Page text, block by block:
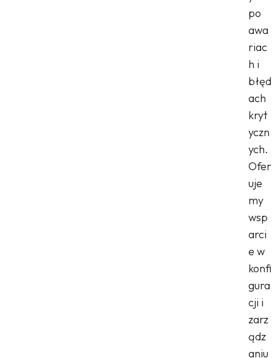
po
awa
riac
h i
błęd
ach
kryt
yczn
ych.
Ofer
uje
my
wsp
arci
e w
konfi
gura
cji i
zarz
ądz
aniu